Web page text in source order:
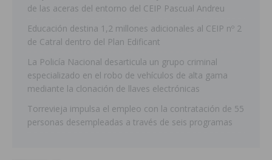
de las aceras del entorno del CEIP Pascual Andreu
Educación destina 1,2 millones adicionales al CEIP nº 2
de Catral dentro del Plan Edificant
La Policía Nacional desarticula un grupo criminal
especializado en el robo de vehículos de alta gama
mediante la clonación de llaves electrónicas
Torrevieja impulsa el empleo con la contratación de 55
personas desempleadas a través de seis programas